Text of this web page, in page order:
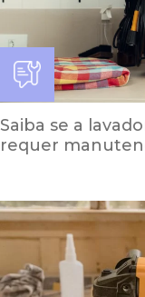
Saiba se a
requer